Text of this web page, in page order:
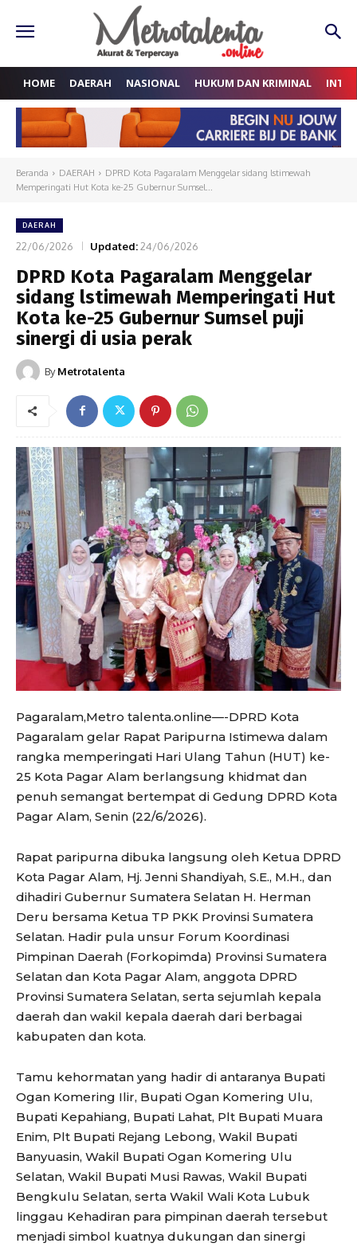
HOME DAERAH NASIONAL HUKUM DAN KRIMINAL
Beranda DAERAH
DPRD Kota Pagaralam Menggelar sidang lstimewah
Memperingati Hut Kota ke-25 Gubernur Sumsel...
DAERAH
22/06/2026 Updated:24/06/2026
DPRD Kota Pagaralam Menggelar
sidang lstimewah Memperingati Hut
Kota ke-25 Gubernur Sumsel puji
sinergi di usia perak
By Metrotalenta
Pagaralam,Metro talenta.online—-DPRD Kota
Pagaralam gelar Rapat Paripurna Istimewa dalam
rangka memperingati Hari Ulang Tahun (HUT) ke-
25 Kota Pagar Alam berlangsung khidmat dan
penuh semangat bertempat di Gedung DPRD Kota
Pagar Alam, Senin (22/6/2026).
Rapat paripurna dibuka langsung oleh Ketua DPRD
Kota Pagar Alam, Hj. Jenni Shandiyah, S.E., M.H., dan
dihadiri Gubernur Sumatera Selatan H. Herman
Deru bersama Ketua TP PKK Provinsi Sumatera
Selatan. Hadir pula unsur Forum Koordinasi
Pimpinan Daerah (Forkopimda) Provinsi Sumatera
Selatan dan Kota Pagar Alam, anggota DPRD
Provinsi Sumatera Selatan, serta sejumlah kepala
daerah dan wakil kepala daerah dari berbagai
kabupaten dan kota.
Tamu kehormatan yang hadir di antaranya Bupati
Ogan Komering Ilir, Bupati Ogan Komering Ulu,
Bupati Kepahiang, Bupati Lahat, Plt Bupati Muara
Enim, Plt Bupati Rejang Lebong, Wakil Bupati
Banyuasin, Wakil Bupati Ogan Komering Ulu
Selatan, Wakil Bupati Musi Rawas, Wakil Bupati
Bengkulu Selatan, serta Wakil Wali Kota Lubuk
linggau Kehadiran para pimpinan daerah tersebut
menjadi simbol kuatnya dukungan dan sinergi